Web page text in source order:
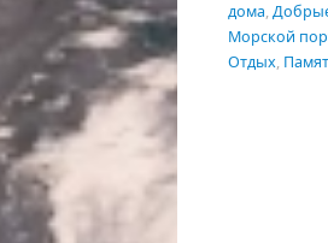
дома,
Морской
Отдых,